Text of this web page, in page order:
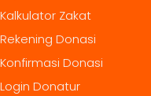
Kalkulator Zakat
Rekening Donasi
Konfirmasi Donasi
Login Donatur